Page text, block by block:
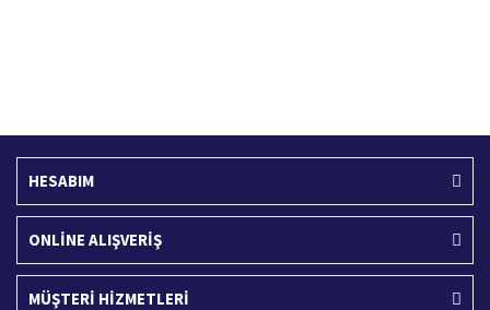
HESABIM
ONLİNE ALIŞVERİŞ
MÜŞTERİ HİZMETLERİ